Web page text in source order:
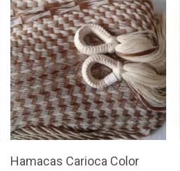
Hamacas Carioca Color